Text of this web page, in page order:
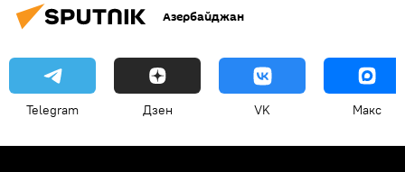
Азербайджан
Telegram Дзен VK Макс